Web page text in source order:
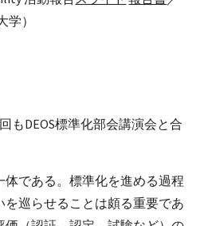
）
もDEOS標準化部会講演会と合
である。標準化を進める過程
を巡らせることは頗る重要であ